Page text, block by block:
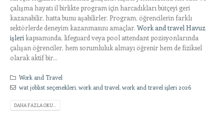
çalışma hayatı il birlikte program için harcadıkları bütçeyi geri
kazanabilir, hatta bunu aşabilirler. Program, öğrencilerin farklı
sektörlerde deneyim kazanmasını amaçlar. Work and travel Havuz
işleri kapsamında, lifeguard veya pool attendant pozisyonlarında
çalışan öğrenciler, hem sorumluluk almayı öğrenir hem de fiziksel
olarak aktif bir...
Work and Travel
wat joblist seçenekleri,work and travel,work and travel işleri 2026
DAHA FAZLA OKU...